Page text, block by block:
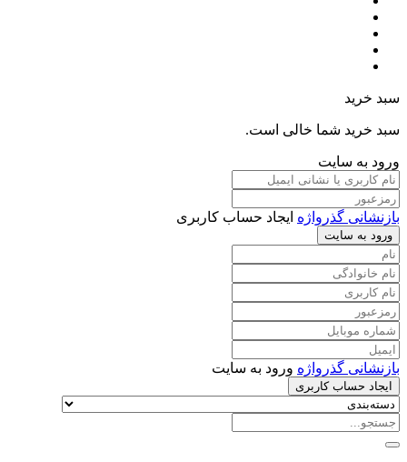
سبد خرید
سبد خرید شما خالی است.
ورود به سایت
بازنشانی گذرواژه ایجاد حساب کاربری
ورود به سایت
بازنشانی گذرواژه ورود به سایت
ایجاد حساب کاربری